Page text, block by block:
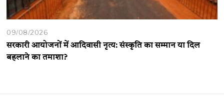
09/08/2026
सरकारी आयोजनों में आदिवासी नृत्य: संस्कृति का सम्मान या दिल
बहलाने का तमाशा?